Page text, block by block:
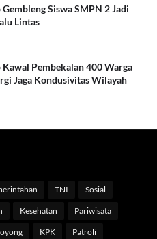
Siswa SMPN 2 Jadi
Lintas
Pembekalan 400 Warga
Jaga Kondusivitas Wilayah
TNI Sosial
Kesehatan Pariwisata
KPK Patroli